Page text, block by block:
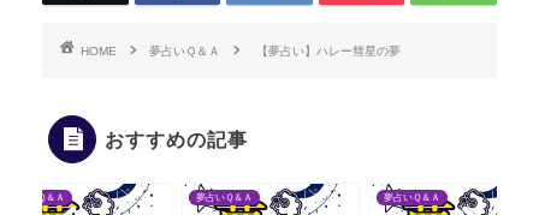
HOME 夢占いＱ＆Ａ 【夢占い】ハレー彗星の夢
おすすめの記事
夢占いＱ＆Ａ 夢占いＱ＆Ａ 夢占いＱ＆Ａ